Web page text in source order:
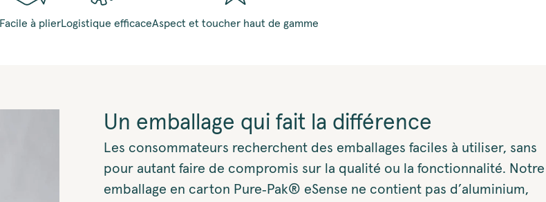
Facile à plierLogistique efficaceAspect et toucher haut de gamme
Un emballage qui fait la différence
Les consommateurs recherchent des emballages faciles à utiliser, sans
pour autant faire de compromis sur la qualité ou la fonctionnalité. Notre
emballage en carton Pure‑Pak® eSense ne contient pas d’aluminium,